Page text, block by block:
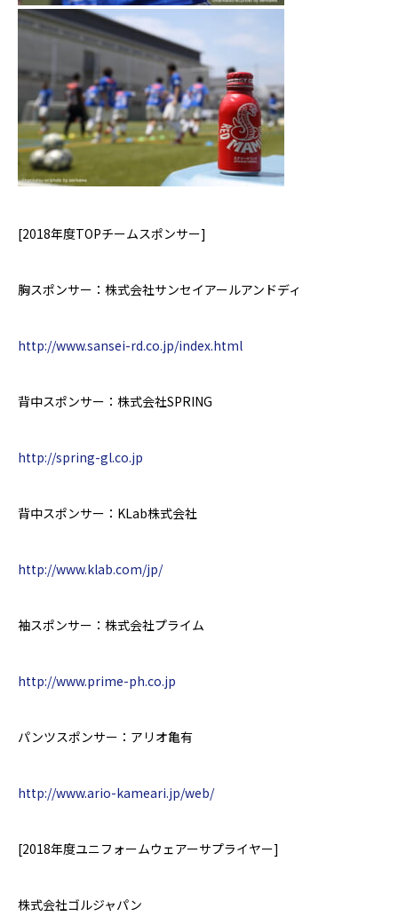
[2018年度TOPチームスポンサー]
胸スポンサー：株式会社サンセイアールアンドディ
http://www.sansei-rd.co.jp/index.html
背中スポンサー：株式会社SPRING
http://spring-gl.co.jp
背中スポンサー： KLab株式会社
http://www.klab.com/jp/
袖スポンサー：株式会社プライム
http://www.prime-ph.co.jp
パンツスポンサー：アリオ亀有
http://www.ario-kameari.jp/web/
[2018年度ユニフォームウェアーサプライヤー]
株式会社ゴルジャパン